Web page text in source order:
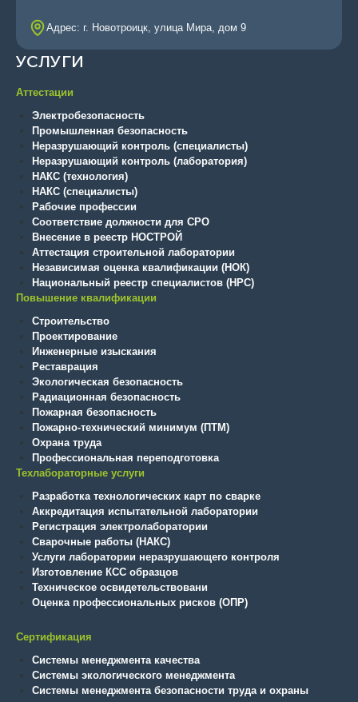
Адрес: г. Новотроицк, улица Мира, дом 9
УСЛУГИ
Аттестации
Электробезопасность
Промышленная безопасность
Неразрушающий контроль (специалисты)
Неразрушающий контроль (лаборатория)
НАКС (технология)
НАКС (специалисты)
Рабочие профессии
Соответствие должности для СРО
Внесение в реестр НОСТРОЙ
Аттестация строительной лаборатории
Независимая оценка квалификации (НОК)
Национальный реестр специалистов (НРС)
Повышение квалификации
Строительство
Проектирование
Инженерные изыскания
Реставрация
Экологическая безопасность
Радиационная безопасность
Пожарная безопасность
Пожарно-технический минимум (ПТМ)
Охрана труда
Профессиональная переподготовка
Техлабораторные услуги
Разработка технологических карт по сварке
Аккредитация испытательной лаборатории
Регистрация электролаборатории
Сварочные работы (НАКС)
Услуги лаборатории неразрушающего контроля
Изготовление КСС образцов
Техническое освидетельствовани
Оценка профессиональных рисков (ОПР)
Сертификация
Системы менеджмента качества
Системы экологического менеджмента
Системы менеджмента безопасности труда и охраны